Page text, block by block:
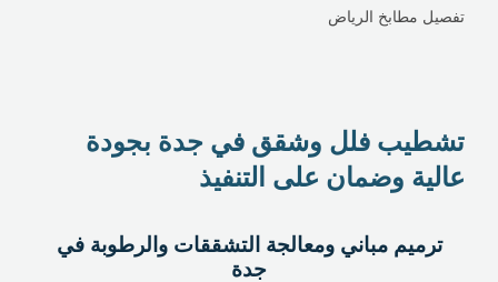
تفصيل مطابخ الرياض
تشطيب فلل وشقق في جدة بجودة
عالية وضمان على التنفيذ
ترميم مباني ومعالجة التشققات والرطوبة في
جدة